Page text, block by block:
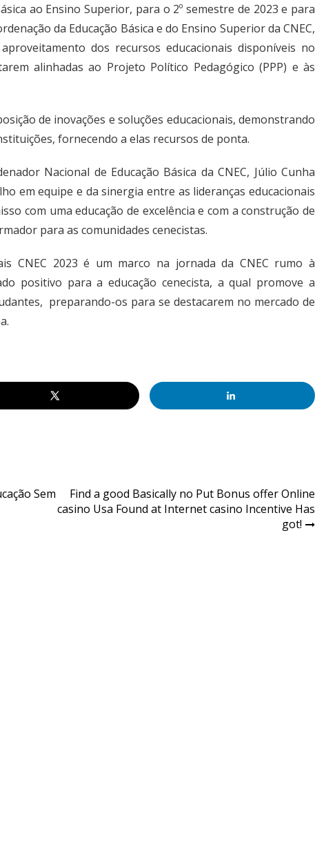
ao Ensino Superior, para o 2º semestre de 2023 e para
da Educação Básica e do Ensino Superior da CNEC,
dos recursos educacionais disponíveis no
alinhadas ao Projeto Político Pedagógico (PPP) e às
de inovações e soluções educacionais, demonstrando
fornecendo a elas recursos de ponta.
Nacional de Educação Básica da CNEC, Júlio Cunha
em equipe e da sinergia entre as lideranças educacionais
com uma educação de excelência e com a construção de
para as comunidades cenecistas.
CNEC 2023 é um marco na jornada da CNEC rumo à
positivo para a educação cenecista, a qual promove a
preparando-os para se destacarem no mercado de
Sem
Find a good Basically no Put Bonus offer Online
casino Usa Found at Internet casino Incentive Has
got!